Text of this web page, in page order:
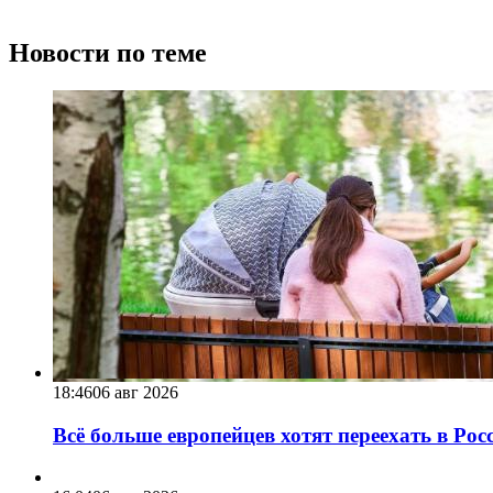
Новости по теме
18:4606 авг 2026
Всё больше европейцев хотят переехать в